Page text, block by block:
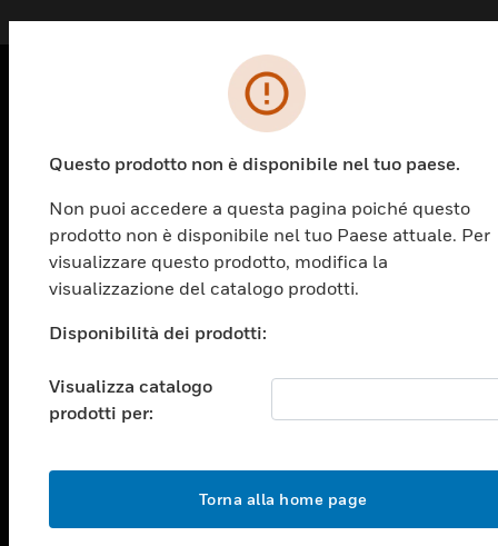
toggle view
SOLUZIONI
toggle view
SETTORI
toggle view
ASSISTENZA
toggle view
toggle view
SOCIETÀ
CONTATTACI
Questo prodotto non è disponibile nel tuo paese.
Non puoi accedere a questa pagina poiché questo
prodotto non è disponibile nel tuo Paese attuale. Per
visualizzare questo prodotto, modifica la
visualizzazione del catalogo prodotti.
Disponibilità dei prodotti:
Visualizza catalogo
prodotti per:
Torna alla home page